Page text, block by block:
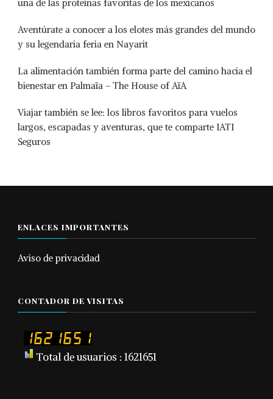
una de las proteínas favoritas de los mexicanos
Aventúrate a conocer a los elotes más grandes del mundo
y su legendaria feria en Nayarit
La alimentación también forma parte del camino hacia el
bienestar en Palmaïa – The House of AïA
Viajar también se lee: los libros favoritos para vuelos
largos, escapadas y aventuras, que te comparte IATI
Seguros
ENLACES IMPORTANTES
Aviso de privacidad
CONTADOR DE VISITAS
Total de usuarios : 1621651